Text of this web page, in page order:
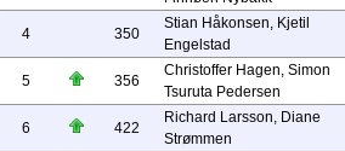
4 350
Stian Håkonsen, Kjetil
Engelstad
5 356
Christoffer Hagen, Simon
Tsuruta Pedersen
6 422
Richard Larsson, Diane
Strømmen